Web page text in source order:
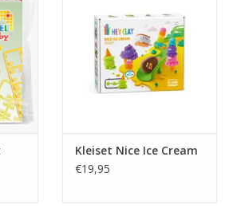
Kleiset Nice Ice Cream
€19,95